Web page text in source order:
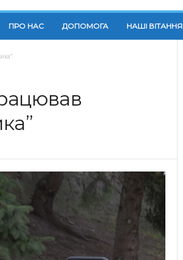
ПРО НАС ДОПОМОГА НАШІ ВІТАННЯ